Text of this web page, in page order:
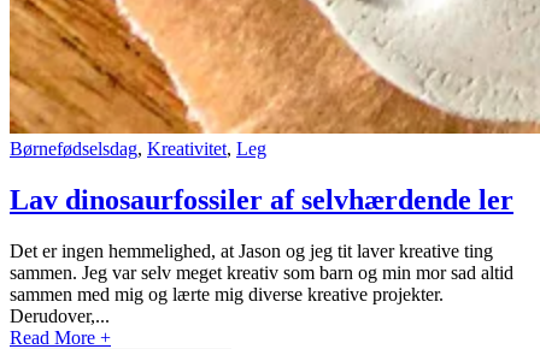
Børnefødselsdag, Kreativitet, Leg
Lav dinosaurfossiler af selvhærdende ler
Det er ingen hemmelighed, at Jason og jeg tit laver kreative ting
sammen. Jeg var selv meget kreativ som barn og min mor sad altid
sammen med mig og lærte mig diverse kreative projekter.
Derudover,...
Read More +